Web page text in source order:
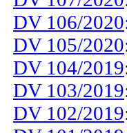
DV 106/2020
DV 105/2020
DV 104/2019
DV 103/2019
DV 102/2019